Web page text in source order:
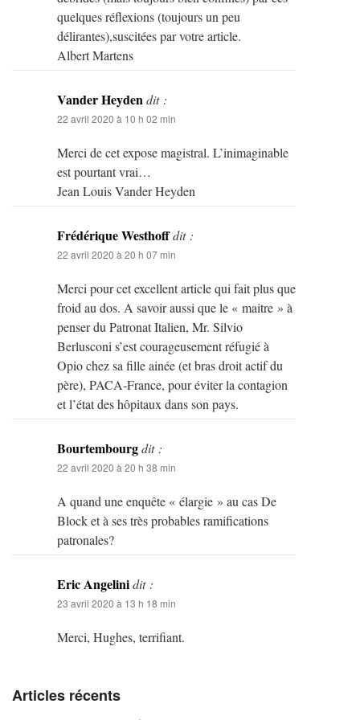
quelques réflexions (toujours un peu
délirantes),suscitées par votre article.
Albert Martens
Vander Heydendit :
22 avril 2020 à 10 h 02 min
Merci de cet expose magistral. L’inimaginable
est pourtant vrai…
Jean Louis Vander Heyden
Frédérique Westhoffdit :
22 avril 2020 à 20 h 07 min
Merci pour cet excellent article qui fait plus que
froid au dos. A savoir aussi que le « maitre » à
penser du Patronat Italien, Mr. Silvio
Berlusconi s’est courageusement réfugié à
Opio chez sa fille ainée (et bras droit actif du
père), PACA-France, pour éviter la contagion
et l’état des hôpitaux dans son pays.
Bourtembourgdit :
22 avril 2020 à 20 h 38 min
A quand une enquête « élargie » au cas De
Block et à ses très probables ramifications
patronales?
Eric Angelinidit :
23 avril 2020 à 13 h 18 min
Merci, Hughes, terrifiant.
Articles récents